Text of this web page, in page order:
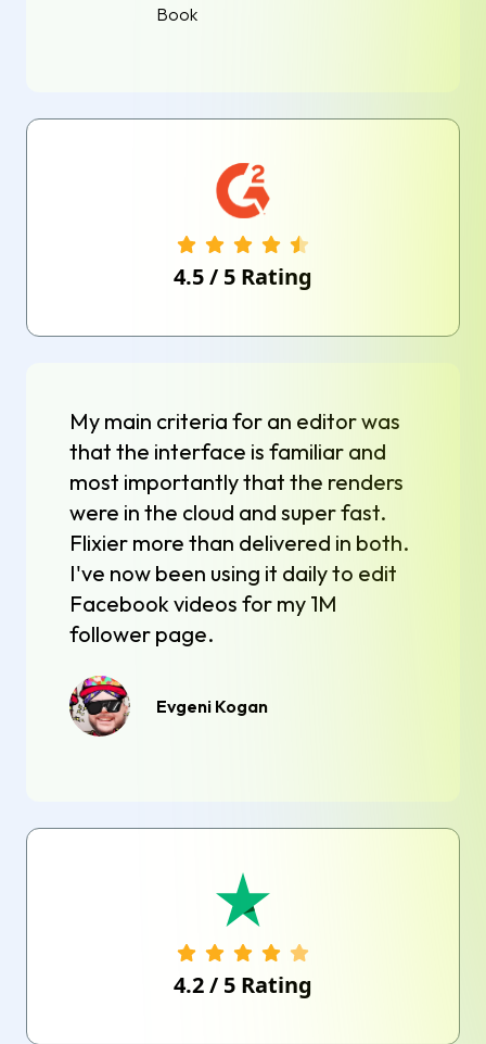
Book
4.5/ 5 Rating
My main criteria for an editor was
that the interface is familiar and
most importantly that the renders
were in the cloud and super fast.
Flixier more than delivered in both.
I've now been using it daily to edit
Facebook videos for my 1M
follower page.
Evgeni Kogan
4.2/ 5 Rating